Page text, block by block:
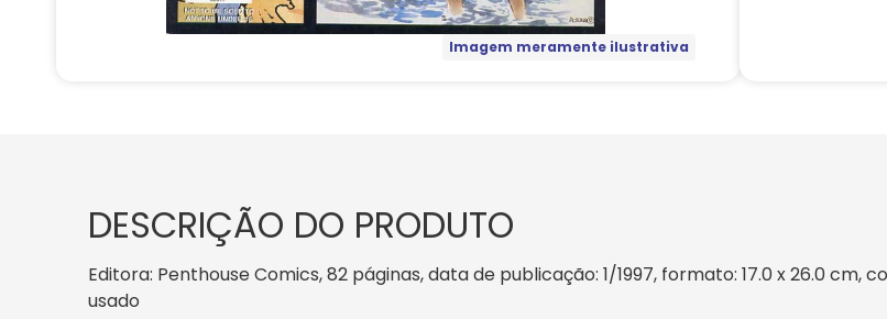
Imagem meramente ilustrativa
DESCRIÇÃO DO PRODUTO
Editora: Penthouse Comics, 82 páginas, data de publicação: 1/1997, formato: 17.0 x 26.0 cm,
usado